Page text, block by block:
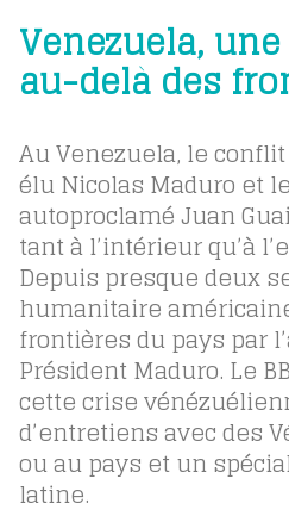
Venezuela,
au-delà des
Au Venezuela, le
élu Nicolas Maduro et
autoproclamé Juan
tant à l’intérieur qu’à
Depuis presque deux
humanitaire
frontières du pays par
Président Maduro. Le
cette crise
d’entretiens avec des
ou au pays et un
latine.